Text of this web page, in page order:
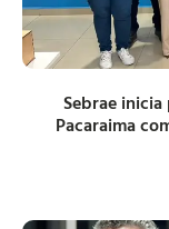
Sebrae
Pacaraima